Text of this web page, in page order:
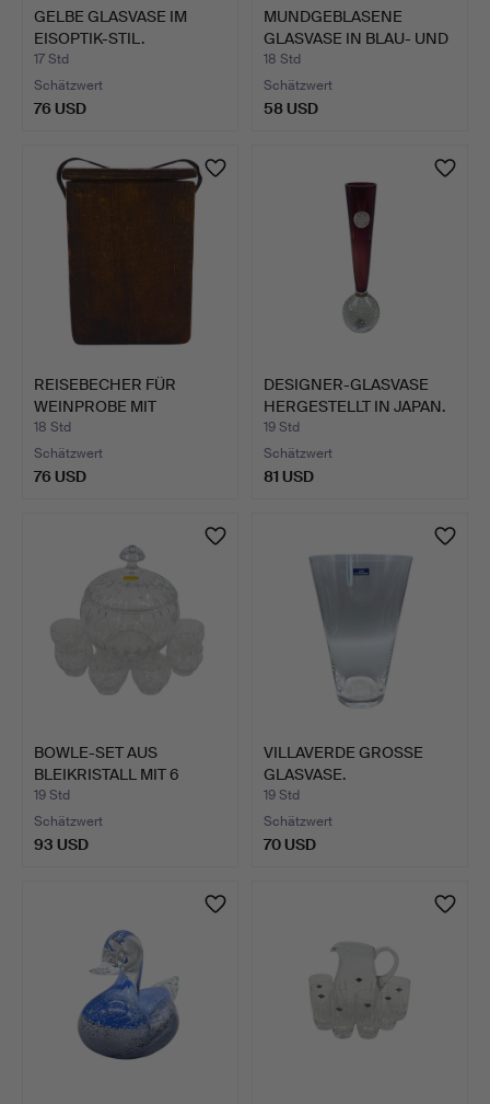
GELBE GLASVASE IM
EISOPTIK-STIL.
17 Std
Schätzwert
76 USD
MUNDGEBLASENE
GLASVASE IN BLAU- UND
GRÜNTÖ…
18 Std
Schätzwert
58 USD
REISEBECHER FÜR
WEINPROBE MIT
HOLZHÜLLE.
18 Std
Schätzwert
76 USD
DESIGNER-GLASVASE
HERGESTELLT IN JAPAN.
19 Std
Schätzwert
81 USD
BOWLE-SET AUS
BLEIKRISTALL MIT 6
TASSEN, T…
19 Std
Schätzwert
93 USD
VILLAVERDE GROSSE
GLASVASE.
19 Std
Schätzwert
70 USD